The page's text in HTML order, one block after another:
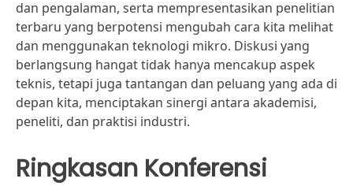
dan pengalaman, serta mempresentasikan penelitian
terbaru yang berpotensi mengubah cara kita melihat
dan menggunakan teknologi mikro. Diskusi yang
berlangsung hangat tidak hanya mencakup aspek
teknis, tetapi juga tantangan dan peluang yang ada di
depan kita, menciptakan sinergi antara akademisi,
peneliti, dan praktisi industri.
Ringkasan Konferensi